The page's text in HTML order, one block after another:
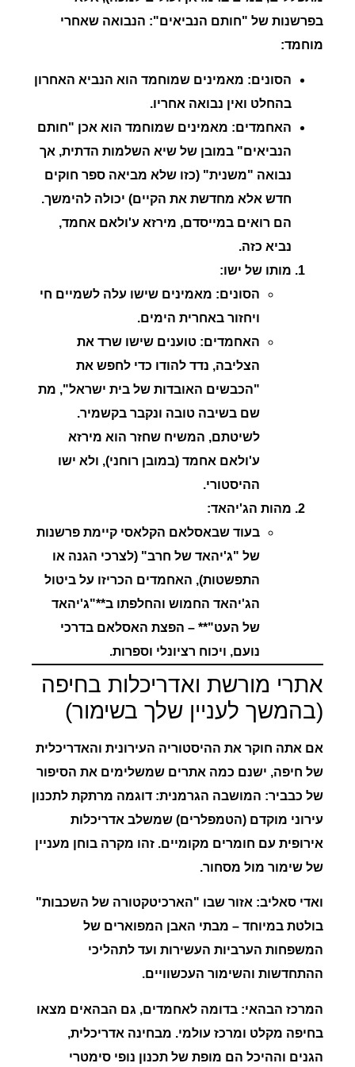
בפרשנות של "חותם הנביאים": הנבואה שאחרי
מוחמד:
הסונים: מאמינים שמוחמד הוא הנביא האחרון
בהחלט ואין נבואה אחריו.
האחמדים: מאמינים שמוחמד הוא אכן "חותם
הנביאים" במובן של שיא השלמות הדתית, אך
נבואה "משנית" (כזו שלא מביאה ספר חוקים
חדש אלא מחדשת את הקיים) יכולה להימשך.
הם רואים במייסדם, מירזא ע'ולאם אחמד,
נביא כזה.
מותו של ישו:
הסונים: מאמינים שישו עלה לשמיים חי
ויחזור באחרית הימים.
האחמדים: טוענים שישו שרד את
הצליבה, נדד להודו כדי לחפש את
"הכבשים האובדות של בית ישראל", מת
שם בשיבה טובה ונקבר בקשמיר.
לשיטתם, המשיח שחזר הוא מירזא
ע'ולאם אחמד (במובן רוחני), ולא ישו
ההיסטורי.
מהות הג'יהאד:
בעוד שבאסלאם הקלאסי קיימת פרשנות
של "ג'יהאד של חרב" (לצרכי הגנה או
התפשטות), האחמדים הכריזו על ביטול
הג'יהאד החמוש והחלפתו ב**"ג'יהאד
של העט"** – הפצת האסלאם בדרכי
נועם, ויכוח רציונלי וספרות.
אתרי מורשת ואדריכלות בחיפה
(בהמשך לעניין שלך בשימור)
אם אתה חוקר את ההיסטוריה העירונית והאדריכלית
של חיפה, ישנם כמה אתרים שמשלימים את הסיפור
של כבביר: המושבה הגרמנית: דוגמה מרתקת לתכנון
עירוני מוקדם (הטמפלרים) שמשלב אדריכלות
אירופית עם חומרים מקומיים. זהו מקרה בוחן מעניין
של שימור מול מסחור.
ואדי סאליב: אזור שבו "הארכיטקטורה של השכבות"
בולטת במיוחד – מבתי האבן המפוארים של
המשפחות הערביות העשירות ועד לתהליכי
ההתחדשות והשימור העכשוויים.
המרכז הבהאי: בדומה לאחמדים, גם הבהאים מצאו
בחיפה מקלט ומרכז עולמי. מבחינה אדריכלית,
הגנים וההיכל הם מופת של תכנון נופי סימטרי